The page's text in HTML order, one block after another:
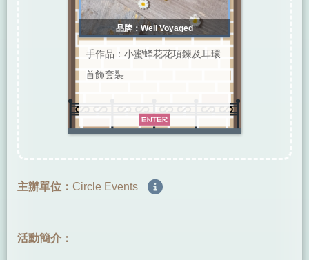
品牌：Well Voyaged
手作品：小蜜蜂花花項鍊及耳環
首飾套裝
主辦單位： Circle Events
活動簡介：